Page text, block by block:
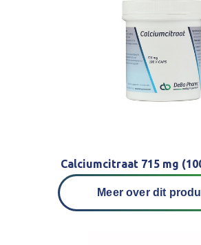
Calciumcitraat 715 mg
Meer over dit